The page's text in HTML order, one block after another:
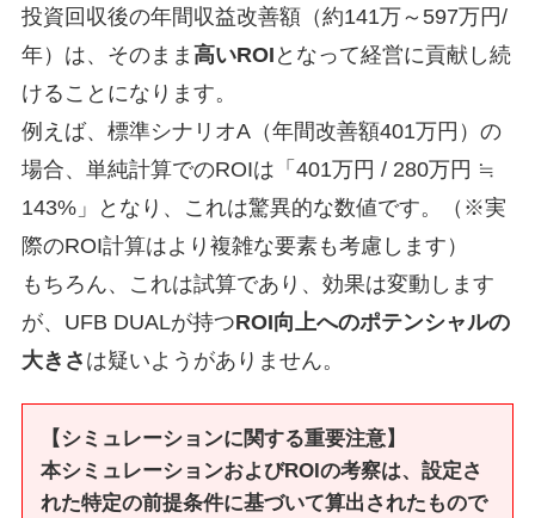
投資回収後の年間収益改善額（約141万～597万円/
年）は、そのまま 高いROI となって経営に貢献し続
けることになります。
例えば、標準シナリオA（年間改善額401万円）の
場合、単純計算でのROIは「401万円 / 280万円 ≒
143%」となり、これは驚異的な数値です。（※実
際のROI計算はより複雑な要素も考慮します）
もちろん、これは試算であり、効果は変動します
が、UFB DUALが持つROI向上へのポテンシャルの
大きさ は疑いようがありません。
【シミュレーションに関する重要注意】
本シミュレーションおよびROIの考察は、設定さ
れた特定の前提条件に基づいて算出されたもので